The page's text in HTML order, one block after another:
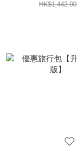
HK$1,442.00